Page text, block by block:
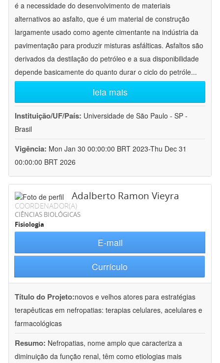
é a necessidade do desenvolvimento de materiais
alternativos ao asfalto, que é um material de construção
largamente usado como agente cimentante na indústria da
pavimentação para produzir misturas asfálticas. Asfaltos são
derivados da destilação do petróleo e a sua disponibilidade
depende basicamente do quanto durar o ciclo do petróle...
leia mais
Instituição/UF/País: Universidade de São Paulo - SP -
Brasil
Vigência: Mon Jan 30 00:00:00 BRT 2023-Thu Dec 31
00:00:00 BRT 2026
Adalberto Ramon Vieyra
COORDENADOR(A)
CIÊNCIAS BIOLÓGICAS
Fisiologia
E-mail
Currículo
Título do Projeto:novos e velhos atores para estratégias
terapêuticas em nefropatias: terapias celulares, acelulares e
farmacológicas
Resumo: Nefropatias, nome amplo que caracteriza a
diminuição da função renal, têm como etiologias mais